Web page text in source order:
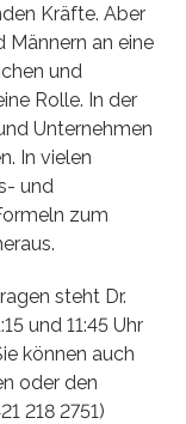
Kräfte. Aber
Männern an eine
und
Rolle. In der
Unternehmen
In vielen
und
zum
steht Dr.
und 11:45 Uhr
können auch
oder den
218 2751)